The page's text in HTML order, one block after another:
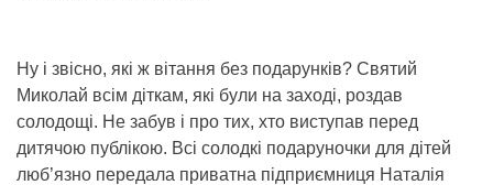
Ну і звісно, які ж вітання без подарунків? Святий
Миколай всім діткам, які були на заході, роздав
солодощі. Не забув і про тих, хто виступав перед
дитячою публікою. Всі солодкі подаруночки для дітей
люб’язно передала приватна підприємниця Наталія